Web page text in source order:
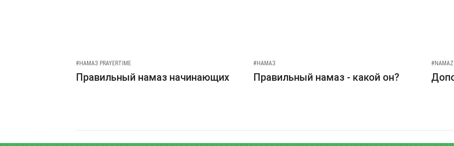
#НАМАЗ PRAYERTIME
Правильный намаз начинающих
#НАМАЗ
Правильный намаз - какой он?
#NAMAZ